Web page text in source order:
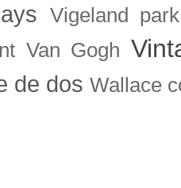
Vigeland park
Van Gogh
de dos Wallace